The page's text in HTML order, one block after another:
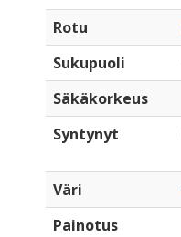
Rotu
Sukupuoli
Säkäkorkeus
Syntynyt
Väri
Painotus